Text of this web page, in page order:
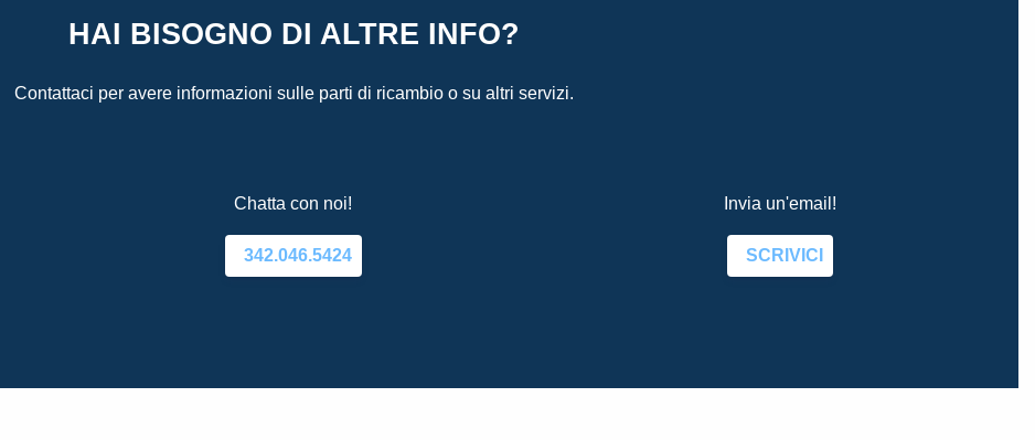
HAI BISOGNO DI ALTRE INFO?
Contattaci per avere informazioni sulle parti di ricambio o su altri servizi.
Chatta con noi!
342.046.5424
Invia un'email!
SCRIVICI